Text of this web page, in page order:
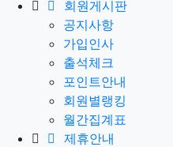
회원게시판
공지사항
가입인사
출석체크
포인트안내
회원별랭킹
월간집계표
제휴안내